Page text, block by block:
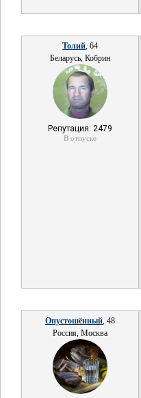
Толий, 64
Беларусь, Кобрин
Репутация: 2479
В отпуске
Опустошённый, 48
Россия, Москва